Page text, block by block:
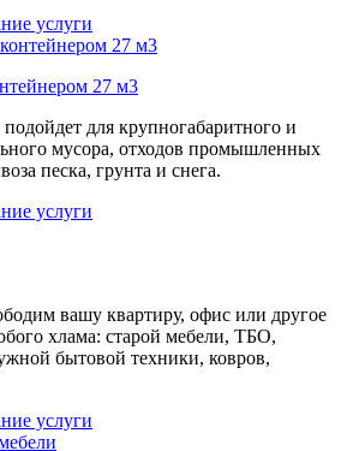
услуги
27 м3
для крупногабаритного и
мусора, отходов промышленных
песка, грунта и снега.
услуги
вашу квартиру, офис или другое
хлама: старой мебели, ТБО,
бытовой техники, ковров,
услуги